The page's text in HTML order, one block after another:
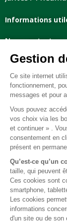
Informations
Nous contacter
Mentions légales
FAQ
© 2026